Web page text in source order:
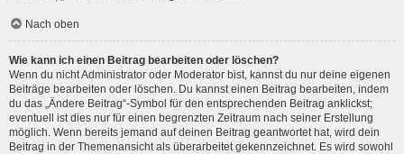
Nach oben
Wie kann ich einen Beitrag bearbeiten oder löschen?
Wenn du nicht Administrator oder Moderator bist, kannst du nur deine eigenen
Beiträge bearbeiten oder löschen. Du kannst einen Beitrag bearbeiten, indem
du das „Ändere Beitrag“-Symbol für den entsprechenden Beitrag anklickst;
eventuell ist dies nur für einen begrenzten Zeitraum nach seiner Erstellung
möglich. Wenn bereits jemand auf deinen Beitrag geantwortet hat, wird dein
Beitrag in der Themenansicht als überarbeitet gekennzeichnet. Es wird sowohl